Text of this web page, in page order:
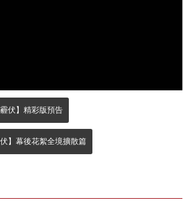
霾伏】精彩版預告
伏】幕後花絮全境擴散篇